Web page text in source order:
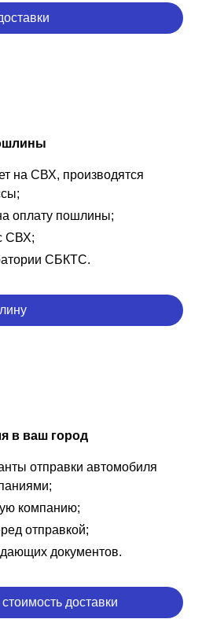
на СВХ, производятся
оплату пошлины;
СВХ;
СБКТС.
в ваш город
отправки автомобиля
компанию;
отправкой;
документов.
доставки